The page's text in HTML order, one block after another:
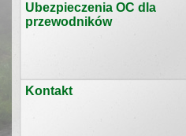
Ubezpieczenia OC dla
przewodników
Kontakt